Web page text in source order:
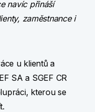
navíc přináší
zaměstnance i
u klientů a
SA a SGEF CR
kterou se